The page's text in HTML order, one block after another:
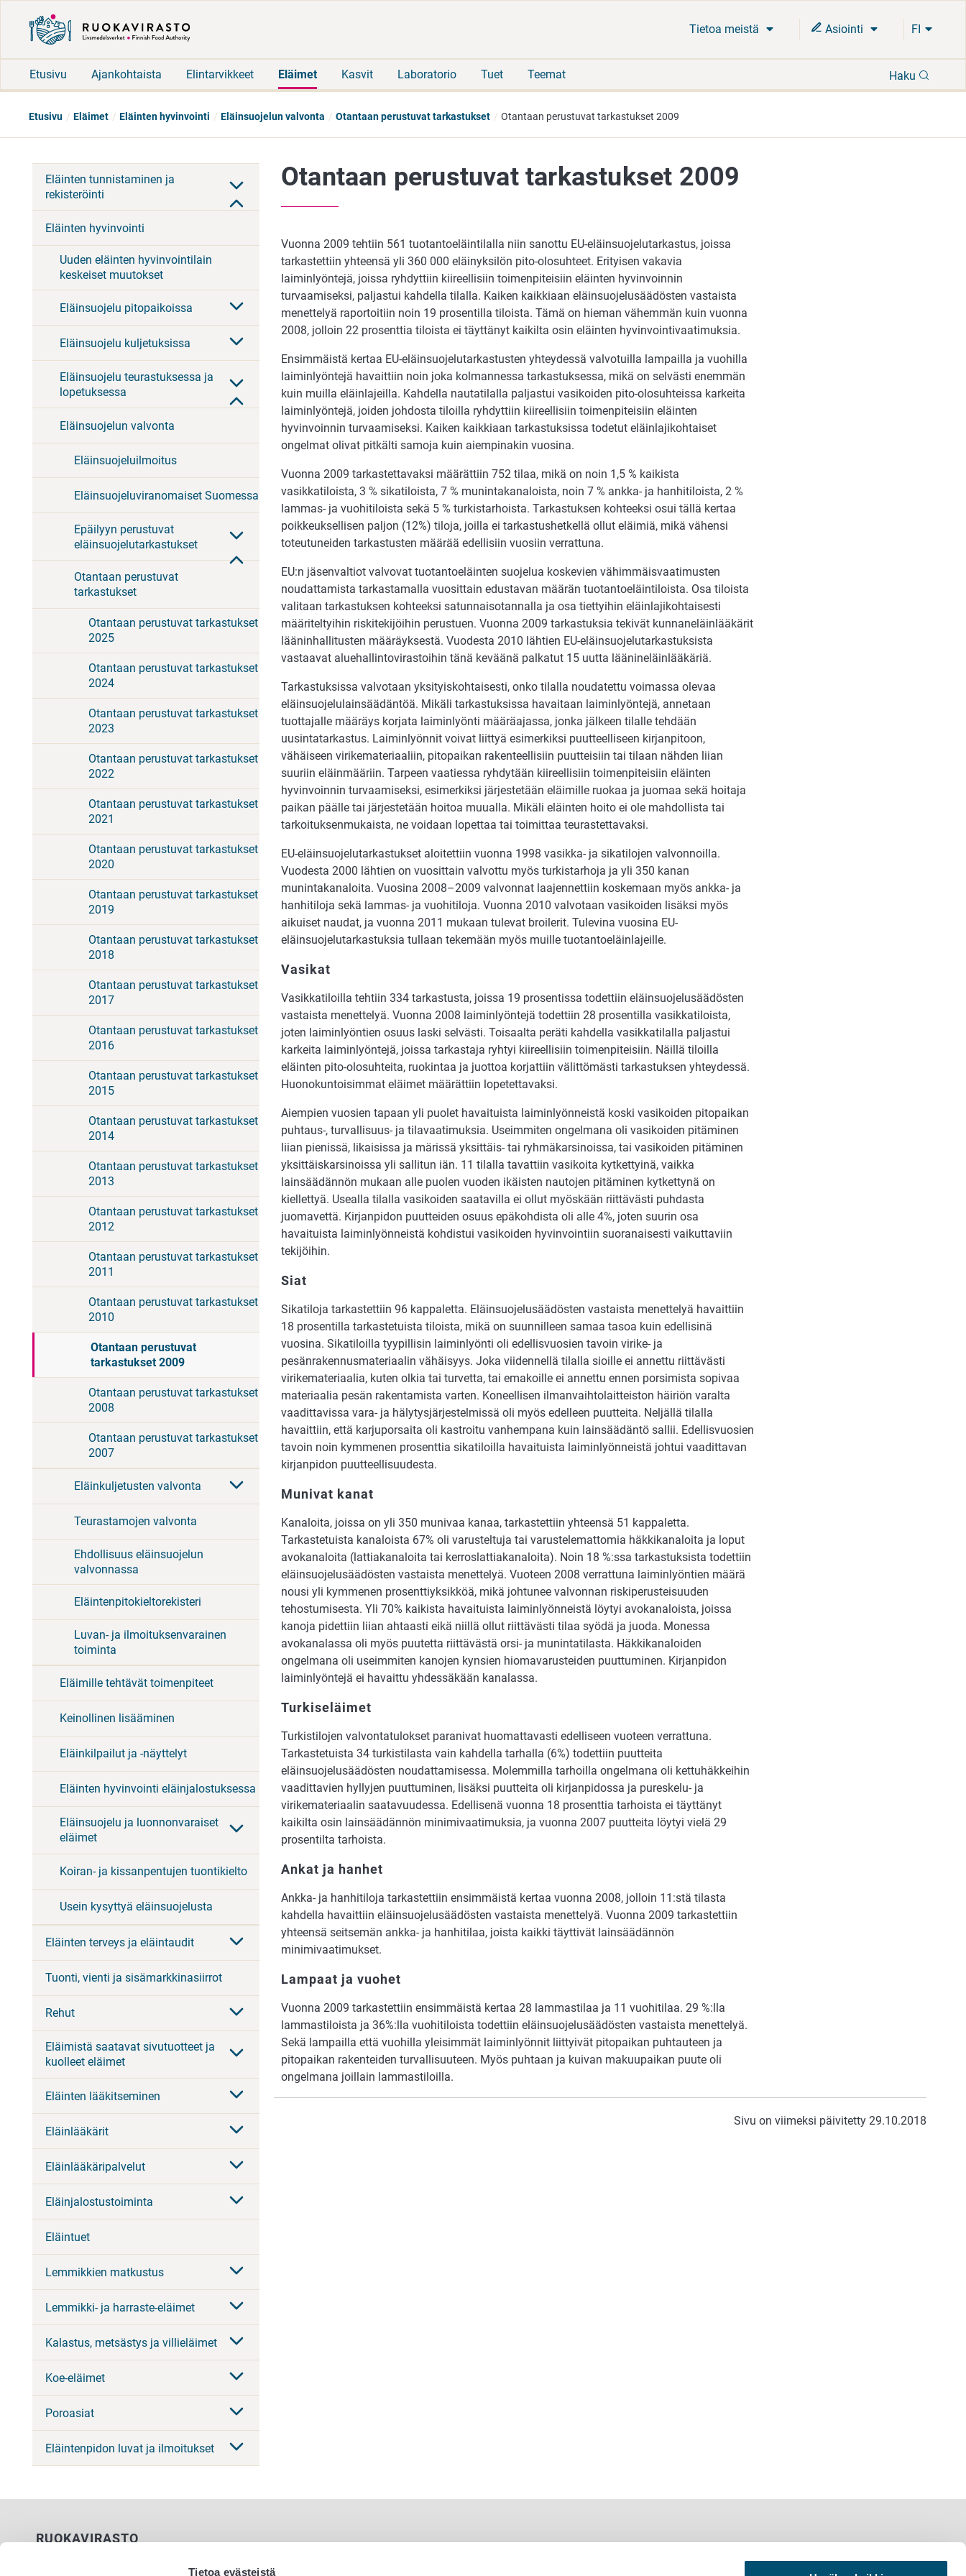
Tietoa evästeistä
Tietoa meistä Asiointi FI
Etusivu Ajankohtaista Elintarvikkeet Eläimet Kasvit Laboratorio Tuet Teemat Haku
Etusivu Eläimet Eläinten hyvinvointi Eläinsuojelun valvonta Otantaan perustuvat tarkastukset Otantaan perustuvat tarkastukset 2009
Eläinten tunnistaminen ja
rekisteröinti
Eläinten hyvinvointi
Uuden eläinten hyvinvointilain
keskeiset muutokset
Eläinsuojelu pitopaikoissa
Eläinsuojelu kuljetuksissa
Eläinsuojelu teurastuksessa ja
lopetuksessa
Eläinsuojelun valvonta
Eläinsuojeluilmoitus
Eläinsuojeluviranomaiset Suomessa
Epäilyyn perustuvat
eläinsuojelutarkastukset
Otantaan perustuvat
tarkastukset
Otantaan perustuvat tarkastukset
2025
Otantaan perustuvat tarkastukset
2024
Otantaan perustuvat tarkastukset
2023
Otantaan perustuvat tarkastukset
2022
Otantaan perustuvat tarkastukset
2021
Otantaan perustuvat tarkastukset
2020
Otantaan perustuvat tarkastukset
2019
Otantaan perustuvat tarkastukset
2018
Otantaan perustuvat tarkastukset
2017
Otantaan perustuvat tarkastukset
2016
Otantaan perustuvat tarkastukset
2015
Otantaan perustuvat tarkastukset
2014
Otantaan perustuvat tarkastukset
2013
Otantaan perustuvat tarkastukset
2012
Otantaan perustuvat tarkastukset
2011
Otantaan perustuvat tarkastukset
2010
Otantaan perustuvat
tarkastukset 2009
Otantaan perustuvat tarkastukset
2008
Otantaan perustuvat tarkastukset
2007
Eläinkuljetusten valvonta
Teurastamojen valvonta
Ehdollisuus eläinsuojelun
valvonnassa
Eläintenpitokieltorekisteri
Luvan- ja ilmoituksenvarainen
toiminta
Eläimille tehtävät toimenpiteet
Keinollinen lisääminen
Eläinkilpailut ja -näyttelyt
Eläinten hyvinvointi eläinjalostuksessa
Eläinsuojelu ja luonnonvaraiset
eläimet
Koiran- ja kissanpentujen tuontikielto
Usein kysyttyä eläinsuojelusta
Eläinten terveys ja eläintaudit
Tuonti, vienti ja sisämarkkinasiirrot
Rehut
Eläimistä saatavat sivutuotteet ja
kuolleet eläimet
Eläinten lääkitseminen
Eläinlääkärit
Eläinlääkäripalvelut
Eläinjalostustoiminta
Eläintuet
Lemmikkien matkustus
Lemmikki- ja harraste-eläimet
Kalastus, metsästys ja villieläimet
Koe-eläimet
Poroasiat
Eläintenpidon luvat ja ilmoitukset
Otantaan perustuvat tarkastukset 2009
Vuonna 2009 tehtiin 561 tuotantoeläintilalla niin sanottu EU-eläinsuojelutarkastus, joissa
tarkastettiin yhteensä yli 360 000 eläinyksilön pito-olosuhteet. Erityisen vakavia
laiminlyöntejä, joissa ryhdyttiin kiireellisiin toimenpiteisiin eläinten hyvinvoinnin
turvaamiseksi, paljastui kahdella tilalla. Kaiken kaikkiaan eläinsuojelusäädösten vastaista
menettelyä raportoitiin noin 19 prosentilla tiloista. Tämä on hieman vähemmän kuin vuonna
2008, jolloin 22 prosenttia tiloista ei täyttänyt kaikilta osin eläinten hyvinvointivaatimuksia.
Ensimmäistä kertaa EU-eläinsuojelutarkastusten yhteydessä valvotuilla lampailla ja vuohilla
laiminlyöntejä havaittiin noin joka kolmannessa tarkastuksessa, mikä on selvästi enemmän
kuin muilla eläinlajeilla. Kahdella nautatilalla paljastui vasikoiden pito-olosuhteissa karkeita
laiminlyöntejä, joiden johdosta tiloilla ryhdyttiin kiireellisiin toimenpiteisiin eläinten
hyvinvoinnin turvaamiseksi. Kaiken kaikkiaan tarkastuksissa todetut eläinlajikohtaiset
ongelmat olivat pitkälti samoja kuin aiempinakin vuosina.
Vuonna 2009 tarkastettavaksi määrättiin 752 tilaa, mikä on noin 1,5 % kaikista
vasikkatiloista, 3 % sikatiloista, 7 % munintakanaloista, noin 7 % ankka- ja hanhitiloista, 2 %
lammas- ja vuohitiloista sekä 5 % turkistarhoista. Tarkastuksen kohteeksi osui tällä kertaa
poikkeuksellisen paljon (12%) tiloja, joilla ei tarkastushetkellä ollut eläimiä, mikä vähensi
toteutuneiden tarkastusten määrää edellisiin vuosiin verrattuna.
EU:n jäsenvaltiot valvovat tuotantoeläinten suojelua koskevien vähimmäisvaatimusten
noudattamista tarkastamalla vuosittain edustavan määrän tuotantoeläintiloista. Osa tiloista
valitaan tarkastuksen kohteeksi satunnaisotannalla ja osa tiettyihin eläinlajikohtaisesti
määriteltyihin riskitekijöihin perustuen. Vuonna 2009 tarkastuksia tekivät kunnaneläinlääkärit
lääninhallitusten määräyksestä. Vuodesta 2010 lähtien EU-eläinsuojelutarkastuksista
vastaavat aluehallintovirastoihin tänä keväänä palkatut 15 uutta läänineläinlääkäriä.
Tarkastuksissa valvotaan yksityiskohtaisesti, onko tilalla noudatettu voimassa olevaa
eläinsuojelulainsäädäntöä. Mikäli tarkastuksissa havaitaan laiminlyöntejä, annetaan
tuottajalle määräys korjata laiminlyönti määräajassa, jonka jälkeen tilalle tehdään
uusintatarkastus. Laiminlyönnit voivat liittyä esimerkiksi puutteelliseen kirjanpitoon,
vähäiseen virikemateriaaliin, pitopaikan rakenteellisiin puutteisiin tai tilaan nähden liian
suuriin eläinmääriin. Tarpeen vaatiessa ryhdytään kiireellisiin toimenpiteisiin eläinten
hyvinvoinnin turvaamiseksi, esimerkiksi järjestetään eläimille ruokaa ja juomaa sekä hoitaja
paikan päälle tai järjestetään hoitoa muualla. Mikäli eläinten hoito ei ole mahdollista tai
tarkoituksenmukaista, ne voidaan lopettaa tai toimittaa teurastettavaksi.
EU-eläinsuojelutarkastukset aloitettiin vuonna 1998 vasikka- ja sikatilojen valvonnoilla.
Vuodesta 2000 lähtien on vuosittain valvottu myös turkistarhoja ja yli 350 kanan
munintakanaloita. Vuosina 2008–2009 valvonnat laajennettiin koskemaan myös ankka- ja
hanhitiloja sekä lammas- ja vuohitiloja. Vuonna 2010 valvotaan vasikoiden lisäksi myös
aikuiset naudat, ja vuonna 2011 mukaan tulevat broilerit. Tulevina vuosina EU-
eläinsuojelutarkastuksia tullaan tekemään myös muille tuotantoeläinlajeille.
Vasikat
Vasikkatiloilla tehtiin 334 tarkastusta, joissa 19 prosentissa todettiin eläinsuojelusäädösten
vastaista menettelyä. Vuonna 2008 laiminlyöntejä todettiin 28 prosentilla vasikkatiloista,
joten laiminlyöntien osuus laski selvästi. Toisaalta peräti kahdella vasikkatilalla paljastui
karkeita laiminlyöntejä, joissa tarkastaja ryhtyi kiireellisiin toimenpiteisiin. Näillä tiloilla
eläinten pito-olosuhteita, ruokintaa ja juottoa korjattiin välittömästi tarkastuksen yhteydessä.
Huonokuntoisimmat eläimet määrättiin lopetettavaksi.
Aiempien vuosien tapaan yli puolet havaituista laiminlyönneistä koski vasikoiden pitopaikan
puhtaus-, turvallisuus- ja tilavaatimuksia. Useimmiten ongelmana oli vasikoiden pitäminen
liian pienissä, likaisissa ja märissä yksittäis- tai ryhmäkarsinoissa, tai vasikoiden pitäminen
yksittäiskarsinoissa yli sallitun iän. 11 tilalla tavattiin vasikoita kytkettyinä, vaikka
lainsäädännön mukaan alle puolen vuoden ikäisten nautojen pitäminen kytkettynä on
kiellettyä. Usealla tilalla vasikoiden saatavilla ei ollut myöskään riittävästi puhdasta
juomavettä. Kirjanpidon puutteiden osuus epäkohdista oli alle 4%, joten suurin osa
havaituista laiminlyönneistä kohdistui vasikoiden hyvinvointiin suoranaisesti vaikuttaviin
tekijöihin.
Siat
Sikatiloja tarkastettiin 96 kappaletta. Eläinsuojelusäädösten vastaista menettelyä havaittiin
18 prosentilla tarkastetuista tiloista, mikä on suunnilleen samaa tasoa kuin edellisinä
vuosina. Sikatiloilla tyypillisin laiminlyönti oli edellisvuosien tavoin virike- ja
pesänrakennusmateriaalin vähäisyys. Joka viidennellä tilalla sioille ei annettu riittävästi
virikemateriaalia, kuten olkia tai turvetta, tai emakoille ei annettu ennen porsimista sopivaa
materiaalia pesän rakentamista varten. Koneellisen ilmanvaihtolaitteiston häiriön varalta
vaadittavissa vara- ja hälytysjärjestelmissä oli myös edelleen puutteita. Neljällä tilalla
havaittiin, että karjuporsaita oli kastroitu vanhempana kuin lainsäädäntö sallii. Edellisvuosien
tavoin noin kymmenen prosenttia sikatiloilla havaituista laiminlyönneistä johtui vaadittavan
kirjanpidon puutteellisuudesta.
Munivat kanat
Kanaloita, joissa on yli 350 munivaa kanaa, tarkastettiin yhteensä 51 kappaletta.
Tarkastetuista kanaloista 67% oli varusteltuja tai varustelemattomia häkkikanaloita ja loput
avokanaloita (lattiakanaloita tai kerroslattiakanaloita). Noin 18 %:ssa tarkastuksista todettiin
eläinsuojelusäädösten vastaista menettelyä. Vuoteen 2008 verrattuna laiminlyöntien määrä
nousi yli kymmenen prosenttiyksikköä, mikä johtunee valvonnan riskiperusteisuuden
tehostumisesta. Yli 70% kaikista havaituista laiminlyönneistä löytyi avokanaloista, joissa
kanoja pidettiin liian ahtaasti eikä niillä ollut riittävästi tilaa syödä ja juoda. Monessa
avokanalassa oli myös puutetta riittävästä orsi- ja munintatilasta. Häkkikanaloiden
ongelmana oli useimmiten kanojen kynsien hiomavarusteiden puuttuminen. Kirjanpidon
laiminlyöntejä ei havaittu yhdessäkään kanalassa.
Turkiseläimet
Turkistilojen valvontatulokset paranivat huomattavasti edelliseen vuoteen verrattuna.
Tarkastetuista 34 turkistilasta vain kahdella tarhalla (6%) todettiin puutteita
eläinsuojelusäädösten noudattamisessa. Molemmilla tarhoilla ongelmana oli kettuhäkkeihin
vaadittavien hyllyjen puuttuminen, lisäksi puutteita oli kirjanpidossa ja pureskelu- ja
virikemateriaalin saatavuudessa. Edellisenä vuonna 18 prosenttia tarhoista ei täyttänyt
kaikilta osin lainsäädännön minimivaatimuksia, ja vuonna 2007 puutteita löytyi vielä 29
prosentilta tarhoista.
Ankat ja hanhet
Ankka- ja hanhitiloja tarkastettiin ensimmäistä kertaa vuonna 2008, jolloin 11:stä tilasta
kahdella havaittiin eläinsuojelusäädösten vastaista menettelyä. Vuonna 2009 tarkastettiin
yhteensä seitsemän ankka- ja hanhitilaa, joista kaikki täyttivät lainsäädännön
minimivaatimukset.
Lampaat ja vuohet
Vuonna 2009 tarkastettiin ensimmäistä kertaa 28 lammastilaa ja 11 vuohitilaa. 29 %:lla
lammastiloista ja 36%:lla vuohitiloista todettiin eläinsuojelusäädösten vastaista menettelyä.
Sekä lampailla että vuohilla yleisimmät laiminlyönnit liittyivät pitopaikan puhtauteen ja
pitopaikan rakenteiden turvallisuuteen. Myös puhtaan ja kuivan makuupaikan puute oli
ongelmana joillain lammastiloilla.
Sivu on viimeksi päivitetty 29.10.2018
RUOKAVIRASTO